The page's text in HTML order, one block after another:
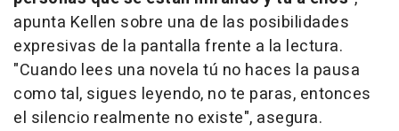
apunta Kellen sobre una de las posibilidades
expresivas de la pantalla frente a la lectura.
"Cuando lees una novela tú no haces la pausa
como tal, sigues leyendo, no te paras, entonces
el silencio realmente no existe", asegura.